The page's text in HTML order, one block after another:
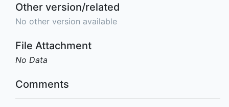
Other version/related
No other version available
File Attachment
No Data
Comments